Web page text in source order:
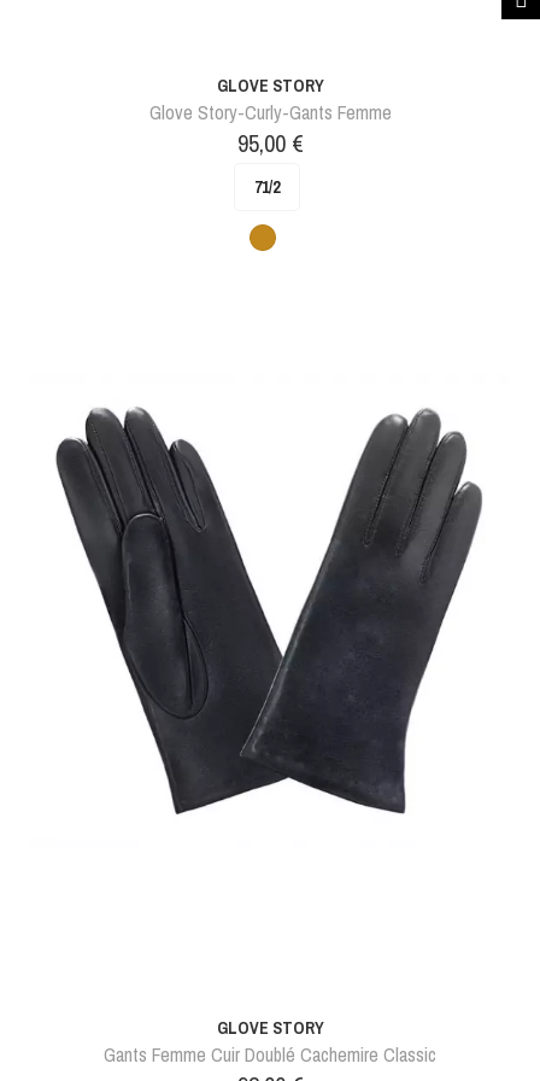
GLOVE STORY
Glove Story-Curly-Gants Femme
Prix
95,00 €
71/2
Camel
GLOVE STORY
Gants Femme Cuir Doublé Cachemire Classic